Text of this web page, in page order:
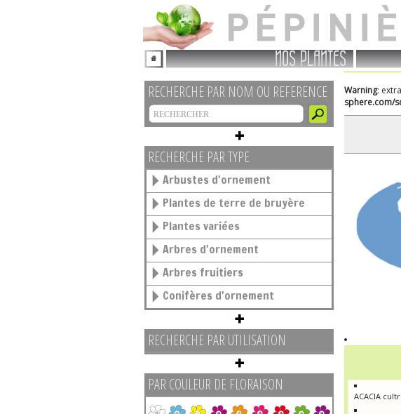
NOS PLANTES
RECHERCHE PAR NOM OU REFERENCE
RECHERCHE PAR TYPE
Arbustes d'ornement
Plantes de terre de bruyère
Plantes variées
Arbres d'ornement
Arbres fruitiers
Conifères d'ornement
RECHERCHE PAR UTILISATION
PAR COULEUR DE FLORAISON
Warning:
sphere.com/
ACACIA